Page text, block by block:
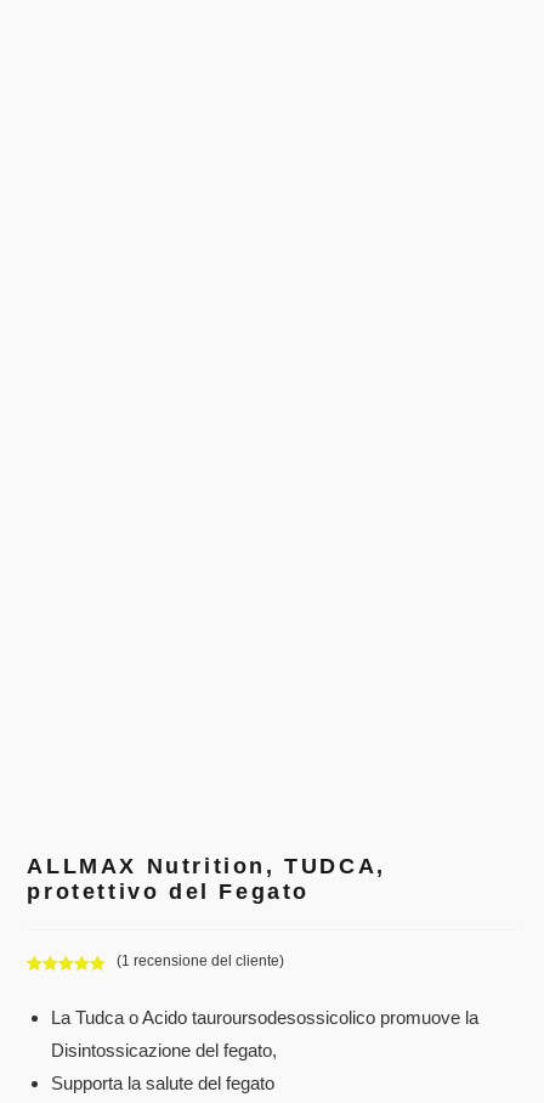
ALLMAX Nutrition, TUDCA,
protettivo del Fegato
su 5 su
recensioni
(1 recensione del cliente)
La Tudca o Acido tauroursodesossicolico promuove la
Disintossicazione del fegato,
Supporta la salute del fegato